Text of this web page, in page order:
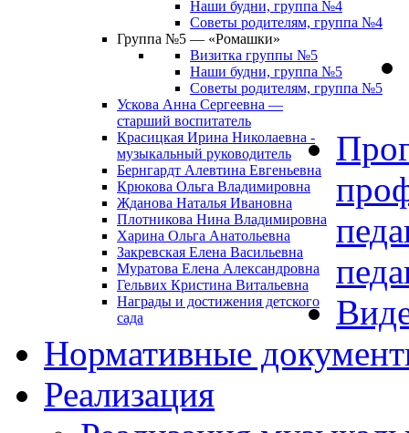
Наши будни, группа №4
Советы родителям, группа №4
Группа №5 — «Ромашки»
Визитка группы №5
Наши будни, группа №5
Советы родителям, группа №5
Ускова Анна Сергеевна —
старший воспитатель
Красицкая Ирина Николаевна -
музыкальный руководитель
Бернгардт Алевтина Евгеньевна
Крюкова Ольга Владимировна
Жданова Наталья Ивановна
Плотникова Нина Владимировна
Харина Ольга Анатольевна
Закревская Елена Васильевна
Муратова Елена Александровна
Гельвих Кристина Витальевна
Награды и достижения детского
сада
Нормативные
Реализация